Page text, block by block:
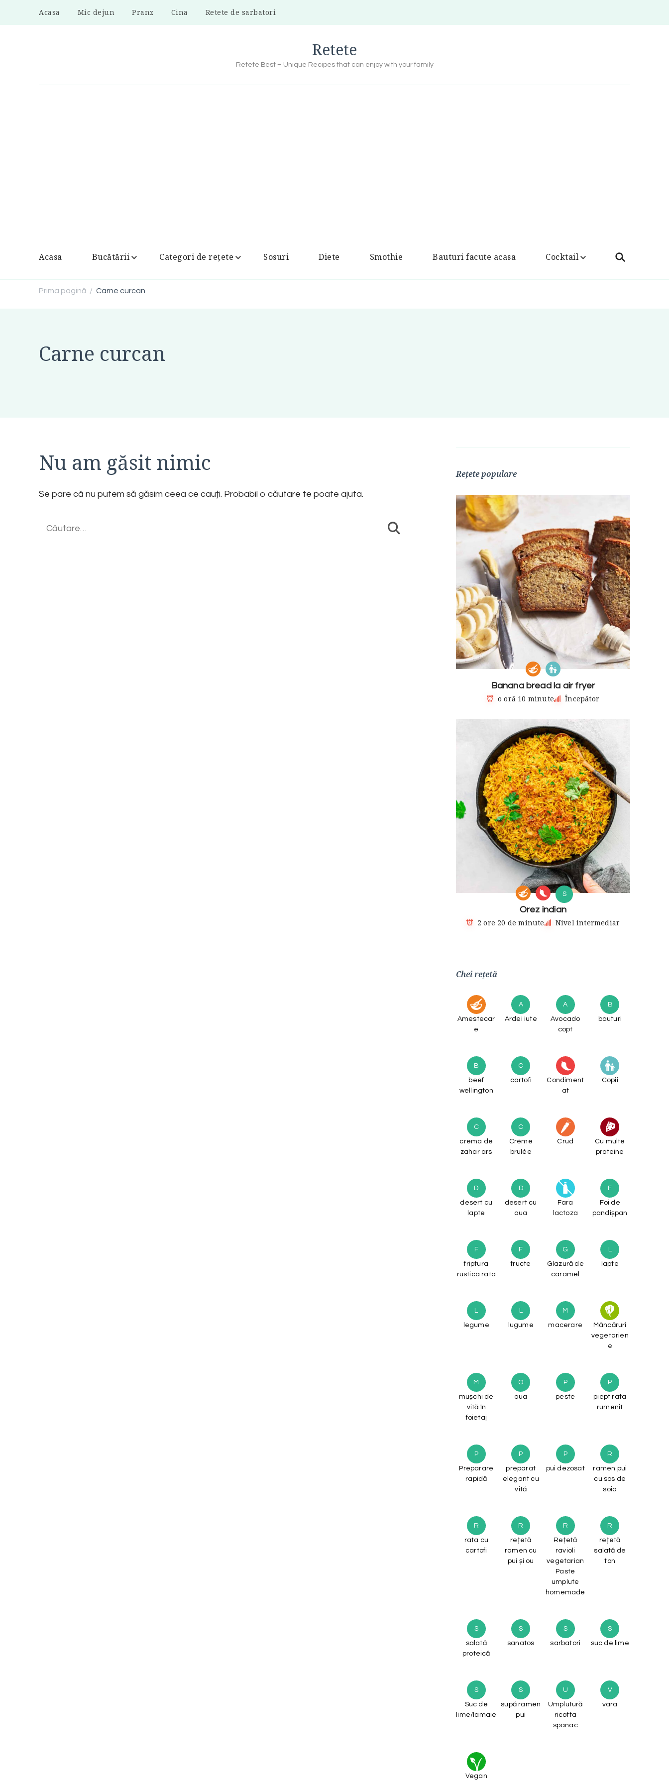
Acasa Mic dejun Pranz Cina Retete de sarbatori
Retete
Retete Best – Unique Recipes that can enjoy with your family
Acasa Bucătării Categori de rețete Sosuri Diete Smothie Bauturi facute acasa Cocktail
Prima pagină / Carne curcan
Carne curcan
Nu am găsit nimic
Se pare că nu putem să găsim ceea ce cauți. Probabil o căutare te poate ajuta.
Caută
Rețete populare
Banana bread la air fryer
o oră 10 minute
Începător
S
Orez indian
2 ore 20 de minute
Nivel intermediar
Chei rețetă
Amestecar
e
A
Ardei iute
A
Avocado
copt
B
bauturi
B
beef
wellington
C
cartofi
Condiment
at
Copii
C
crema de
zahar ars
C
Crème
brulée
Crud
Cu multe
proteine
D
desert cu
lapte
D
desert cu
oua
Fara
lactoza
F
Foi de
pandișpan
F
friptura
rustica rata
F
fructe
G
Glazură de
caramel
L
lapte
L
legume
L
lugume
M
macerare
Mâncăruri
vegetarien
e
M
mușchi de
vită în
foietaj
O
oua
P
peste
P
piept rata
rumenit
P
Preparare
rapidă
P
preparat
elegant cu
vită
P
pui dezosat
R
ramen pui
cu sos de
soia
R
rata cu
cartofi
R
rețetă
ramen cu
pui și ou
R
Rețetă
ravioli
vegetarian
Paste
umplute
homemade
R
rețetă
salată de
ton
S
salată
proteică
S
sanatos
S
sarbatori
S
suc de lime
S
Suc de
lime/lamaie
S
supă ramen
pui
U
Umplutură
ricotta
spanac
V
vara
Vegan